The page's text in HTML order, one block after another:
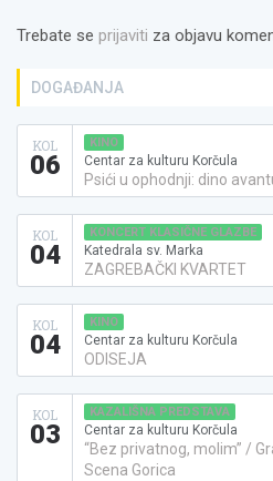
Trebate se prijaviti za objavu
DOGAĐANJA
KOL
06
KINO
Centar za kulturu Korčula
Psići u ophodnji: dino
KOL
04
KONCERT KLASIČNE GLAZBE
Katedrala sv. Marka
ZAGREBAČKI KVARTET
KOL
04
KINO
Centar za kulturu Korčula
ODISEJA
KOL
03
KAZALIŠNA PREDSTAVA
Centar za kulturu Korčula
“Bez privatnog, molim” /
Scena Gorica